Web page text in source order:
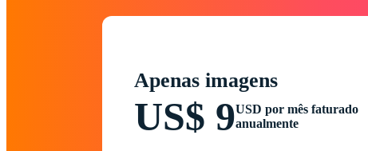
Apenas imagens
US$ 9USD por mês faturado
anualmente